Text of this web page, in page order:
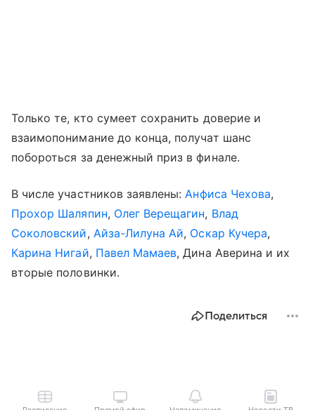
Только те, кто сумеет сохранить доверие и
взаимопонимание до конца, получат шанс
побороться за денежный приз в финале.
В числе участников заявлены:Анфиса Чехова,
Прохор Шаляпин, Олег Верещагин, Влад
Соколовский, Айза-Лилуна Ай, Оскар Кучера,
Карина Нигай, Павел Мамаев, Дина Аверина и их
вторые половинки.
Поделиться